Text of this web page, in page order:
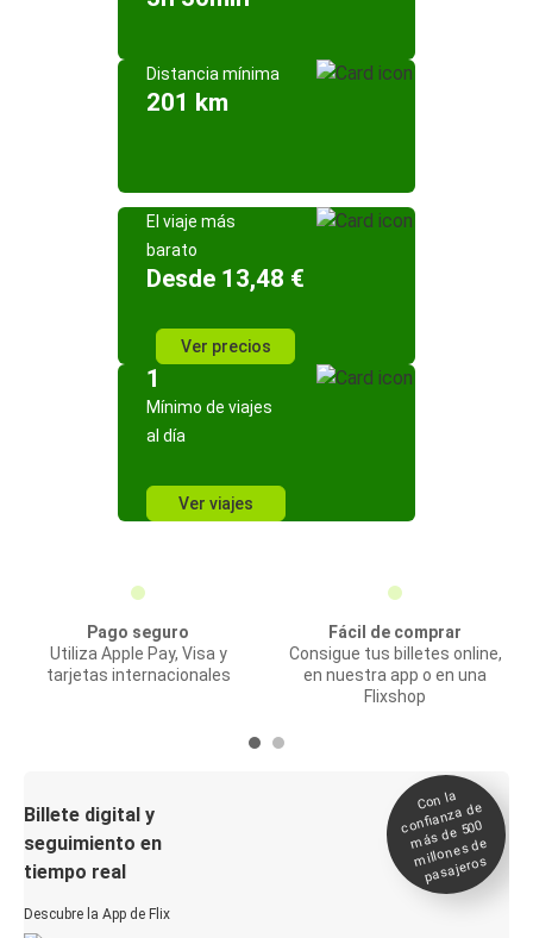
Distancia mínima
201 km
El viaje más
barato
Desde 13,48 €
Ver precios
1
Mínimo de viajes
al día
Ver viajes
Pago seguro
Utiliza Apple Pay, Visa y
tarjetas internacionales
Fácil de comprar
Consigue tus billetes online,
en nuestra app o en una
Flixshop
Billete digital y
seguimiento en
tiempo real
Descubre la App de Flix
Con la
confianza de
más de 500
millones de
pasajeros